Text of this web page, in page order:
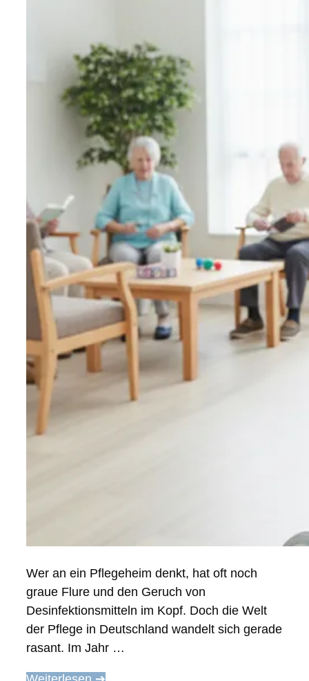
Wer an ein Pflegeheim denkt, hat oft noch
graue Flure und den Geruch von
Desinfektionsmitteln im Kopf. Doch die Welt
der Pflege in Deutschland wandelt sich gerade
rasant. Im Jahr …